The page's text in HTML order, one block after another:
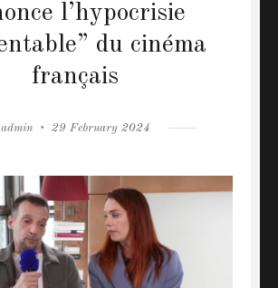
l’hypocrisie
du cinéma
français
Author
admin
Posted
29 February 2024